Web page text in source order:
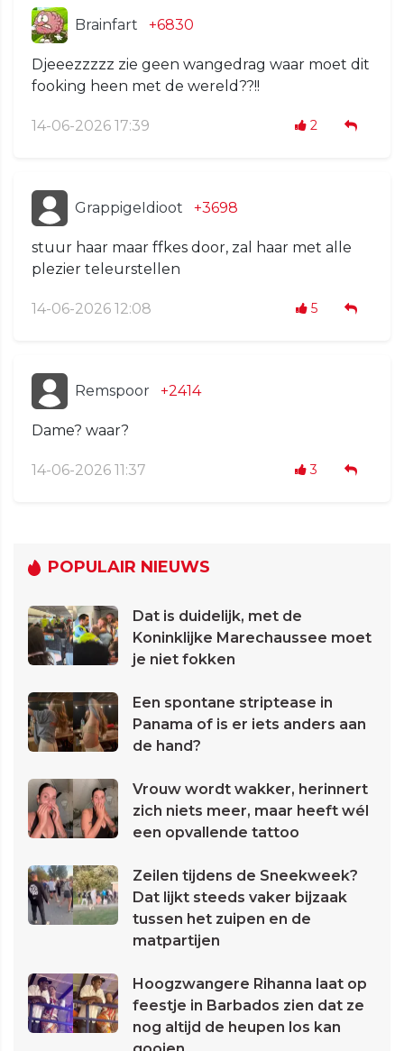
Brainfart +6830
Djeeezzzzz zie geen wangedrag waar moet dit
fooking heen met de wereld??!!
14-06-2026 17:39 2
GrappigeIdioot +3698
stuur haar maar ffkes door, zal haar met alle
plezier teleurstellen
14-06-2026 12:08 5
Remspoor +2414
Dame? waar?
14-06-2026 11:37 3
POPULAIR NIEUWS
Dat is duidelijk, met de
Koninklijke Marechaussee moet
je niet fokken
Een spontane striptease in
Panama of is er iets anders aan
de hand?
Vrouw wordt wakker, herinnert
zich niets meer, maar heeft wél
een opvallende tattoo
Zeilen tijdens de Sneekweek?
Dat lijkt steeds vaker bijzaak
tussen het zuipen en de
matpartijen
Hoogzwangere Rihanna laat op
feestje in Barbados zien dat ze
nog altijd de heupen los kan